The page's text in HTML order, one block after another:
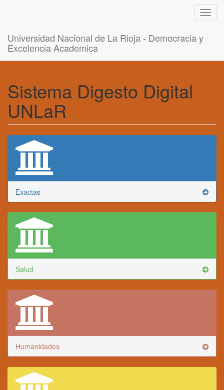
Universidad Nacional de La Rioja - Democracia y
Excelencia Academica
Sistema Digesto Digital
UNLaR
Exactas
Salud
Humanidades